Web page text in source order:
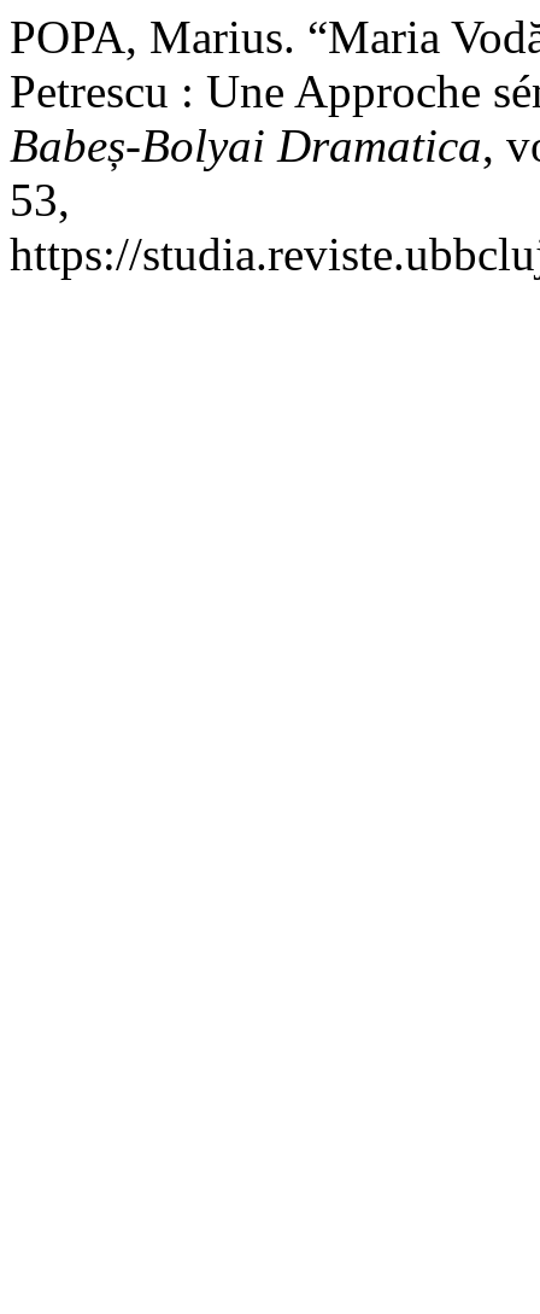
POPA, Marius. “Maria
Petrescu : Une Approche
Babeș-Bolyai Dramatica,
53,
https://